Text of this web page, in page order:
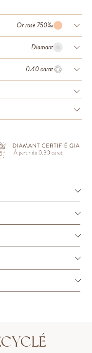
Or rose 750‰
Diamant
0.40 carat